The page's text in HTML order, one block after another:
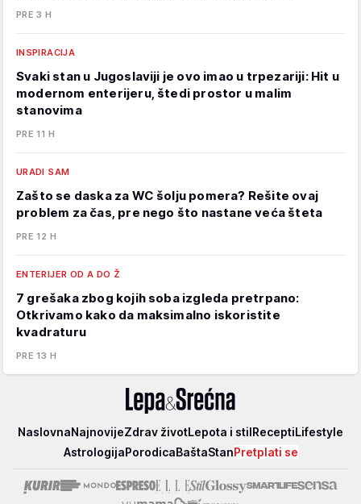
PRE 3 H
INSPIRACIJA
Svaki stan u Jugoslaviji je ovo imao u trpezariji: Hit u
modernom enterijeru, štedi prostor u malim
stanovima
PRE 11 H
URADI SAM
Zašto se daska za WC šolju pomera? Rešite ovaj
problem za čas, pre nego što nastane veća šteta
PRE 12 H
ENTERIJER OD A DO Ž
7 grešaka zbog kojih soba izgleda pretrpano:
Otkrivamo kako da maksimalno iskoristite
kvadraturu
PRE 13 H
Lepa
NaslovnaNajnovijeZdrav životLepota i stilReceptiLifestyle
AstrologijaPorodicaBaštaStanPretplati se